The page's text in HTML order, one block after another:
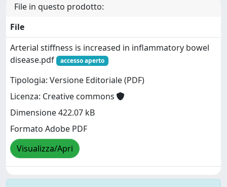
File in questo prodotto:
File
Arterial stiffness is increased in inflammatory bowel
disease.pdf
accesso aperto
Tipologia: Versione Editoriale (PDF)
Licenza: Creative commons
Dimensione 422.07 kB
Formato Adobe PDF
Visualizza/Apri